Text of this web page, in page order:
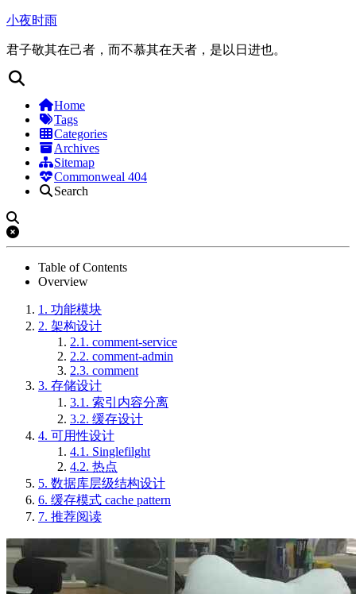
小夜时雨
君子敬其在己者，而不慕其在天者，是以日进也。
Home
Tags
Categories
Archives
Sitemap
Commonweal 404
Search
Table of Contents
Overview
1. 功能模块
2. 架构设计
2.1. comment-service
2.2. comment-admin
2.3. comment
3. 存储设计
3.1. 索引内容分离
3.2. 缓存设计
4. 可用性设计
4.1. Singlefilght
4.2. 热点
5. 数据库层级结构设计
6. 缓存模式 cache pattern
7. 推荐阅读